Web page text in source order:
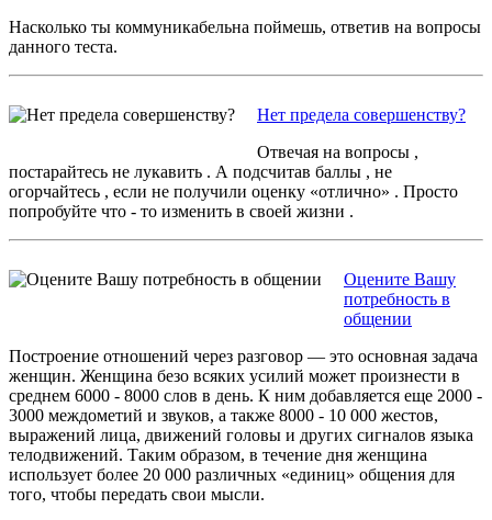
Насколько ты коммуникабельна поймешь, ответив на вопросы
данного теста.
Нет предела совершенству?
Отвечая на вопросы ,
постарайтесь не лукавить . А подсчитав баллы , не
огорчайтесь , если не получили оценку «отлично» . Просто
попробуйте что - то изменить в своей жизни .
Оцените Вашу
потребность в
общении
Построение отношений через разговор — это основная задача
женщин. Женщина безо всяких усилий может произнести в
среднем 6000 - 8000 слов в день. К ним добавляется еще 2000 -
3000 междометий и звуков, а также 8000 - 10 000 жестов,
выражений лица, движений головы и других сигналов языка
телодвижений. Таким образом, в течение дня женщина
использует более 20 000 различных «единиц» общения для
того, чтобы передать свои мысли.